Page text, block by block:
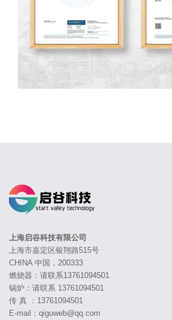
上海启谷科技有限公司
上海市嘉定区银翔路515号
CHINA 中国，200333
燃烧器：请联系13761094501
锅炉：请联系 13761094501
传 真 ：13761094501
E-mail：qiguweb@qq.com